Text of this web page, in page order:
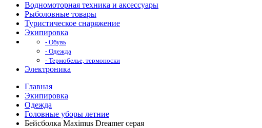
Водномоторная техника и аксессуары
Рыболовные товары
Туристическое снаряжение
Экипировка
- Обувь
- Одежда
- Термобелье, термоноски
Электроника
Главная
Экипировка
Одежда
Головные уборы летние
Бейсболка Maximus Dreamer серая